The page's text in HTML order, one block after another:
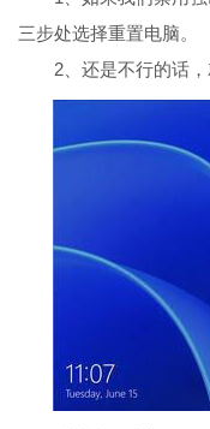
三步处选择重置电脑。
2、还是不行的话，